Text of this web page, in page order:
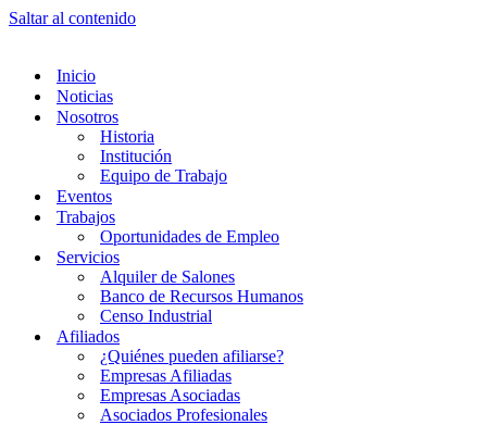
Saltar al contenido
Inicio
Noticias
Nosotros
Historia
Institución
Equipo de Trabajo
Eventos
Trabajos
Oportunidades de Empleo
Servicios
Alquiler de Salones
Banco de Recursos Humanos
Censo Industrial
Afiliados
¿Quiénes pueden afiliarse?
Empresas Afiliadas
Empresas Asociadas
Asociados Profesionales